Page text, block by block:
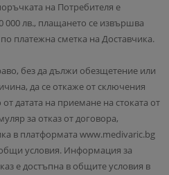
на Потребителя е
000 лв., плащането се извършва
платежна сметка на Доставчика.
без да дължи обезщетение или
да се откаже от сключения
датата на приемане на стоката от
за отказ от договора,
в платформата www.medivaric.bg
условия. Информация за
е достъпна в общите условия в